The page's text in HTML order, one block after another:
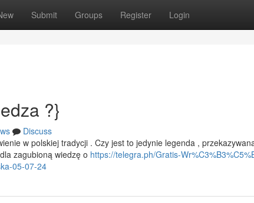
Submit Groups Register Login
?}
Discuss
w polskiej tradycji . Czy jest to jedynie legenda ,
zagubioną wiedzę o https://telegra.ph/Gratis-
05-07-24